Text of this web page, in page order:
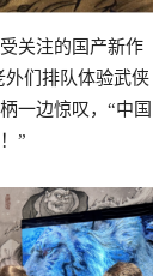
关注的国产新作
外们排队体验武侠
一边惊叹，“中国
”